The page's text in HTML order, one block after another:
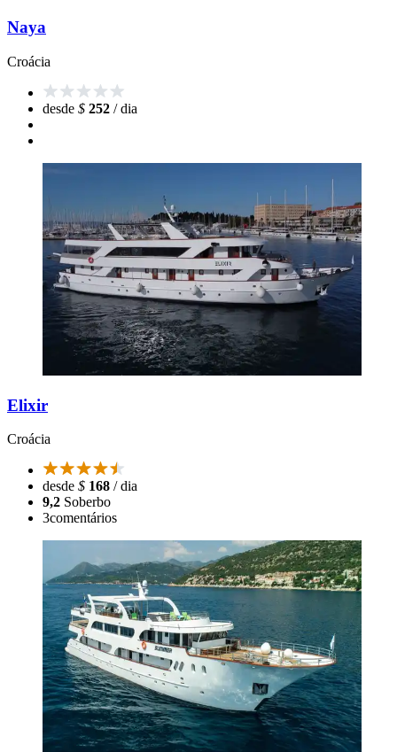
Naya
Croácia
desde $ 252 / dia
Elixir
Croácia
desde $ 168 / dia
9,2 Soberbo
3comentários